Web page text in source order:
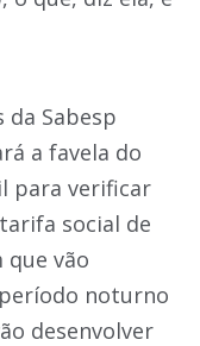
Sabesp
a favela do
para verificar
social de
que vão
noturno
desenvolver